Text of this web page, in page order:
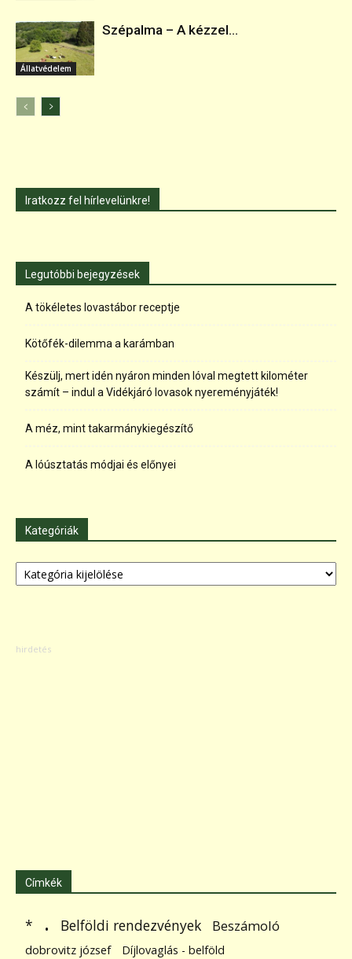
Állatvédelem
Szépalma – A kézzel...
Iratkozz fel hírlevelünkre!
Legutóbbi bejegyzések
A tökéletes lovastábor receptje
Kötőfék-dilemma a karámban
Készülj, mert idén nyáron minden lóval megtett kilométer
számít – indul a Vidékjáró lovasok nyereményjáték!
A méz, mint takarmánykiegészítő
A lóúsztatás módjai és előnyei
Kategóriák
Kategóriák
Címkék
* . Belföldi rendezvények Beszámoló
dobrovitz józsef
Díjlovaglás - belföld